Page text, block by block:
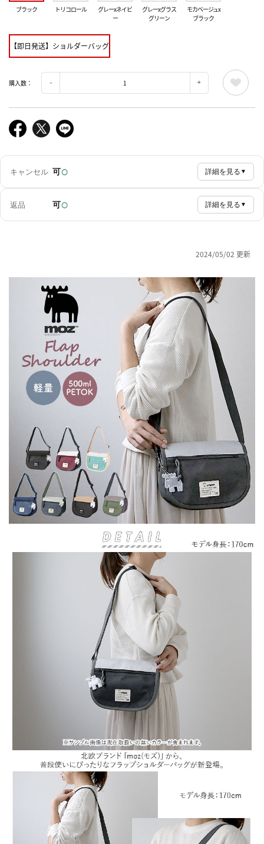
ブラック トリコロール
グレーxネイビ
ー
グレーxグラス
グリーン
モカベージュx
ブラック
【即日発送】ショルダーバッグ
購入数：
キャンセル 可○ 詳細を見る ▼
返品 可○ 詳細を見る ▼
2024/05/02 更新